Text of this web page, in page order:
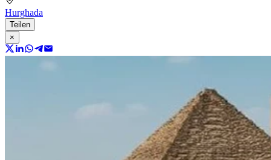
Hurghada
Teilen
×